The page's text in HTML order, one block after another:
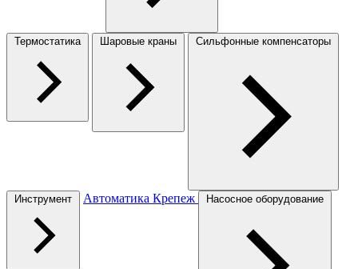
Термостатика Шаровые краны Сильфонные компенсаторы
Инструмент Автоматика Крепеж Насосное оборудование